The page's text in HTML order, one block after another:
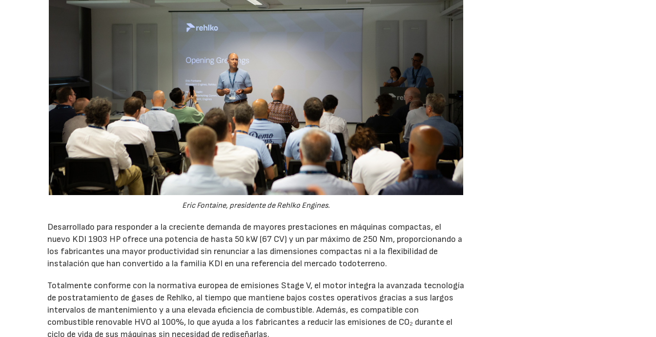
Eric Fontaine, presidente de Rehlko Engines.
Desarrollado para responder a la creciente demanda de mayores prestaciones en máquinas compactas, el
nuevo KDI 1903 HP ofrece una potencia de hasta 50 kW (67 CV) y un par máximo de 250 Nm, proporcionando a
los fabricantes una mayor productividad sin renunciar a las dimensiones compactas ni a la flexibilidad de
instalación que han convertido a la familia KDI en una referencia del mercado todoterreno.
Totalmente conforme con la normativa europea de emisiones Stage V, el motor integra la avanzada tecnología
de postratamiento de gases de Rehlko, al tiempo que mantiene bajos costes operativos gracias a sus largos
intervalos de mantenimiento y a una elevada eficiencia de combustible. Además, es compatible con
combustible renovable HVO al 100%, lo que ayuda a los fabricantes a reducir las emisiones de CO₂ durante el
ciclo de vida de sus máquinas sin necesidad de rediseñarlas.